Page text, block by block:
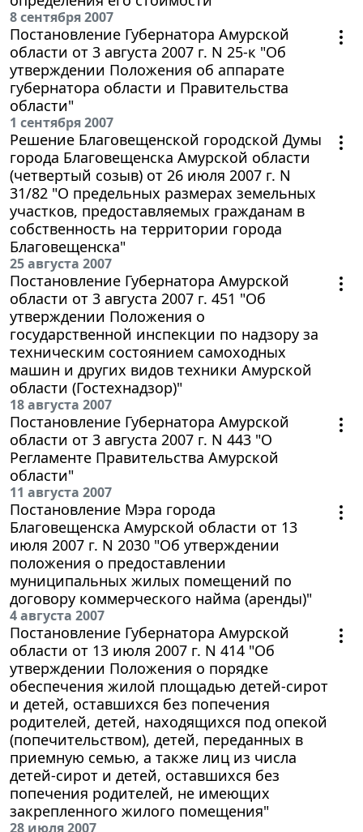
8 сентября 2007
Постановление Губернатора Амурской
области от 3 августа 2007 г. N 25-к "Об
утверждении Положения об аппарате
губернатора области и Правительства
области"
1 сентября 2007
Решение Благовещенской городской Думы
города Благовещенска Амурской области
(четвертый созыв) от 26 июля 2007 г. N
31/82 "О предельных размерах земельных
участков, предоставляемых гражданам в
собственность на территории города
Благовещенска"
25 августа 2007
Постановление Губернатора Амурской
области от 3 августа 2007 г. 451 "Об
утверждении Положения о
государственной инспекции по надзору за
техническим состоянием самоходных
машин и других видов техники Амурской
области (Гостехнадзор)"
18 августа 2007
Постановление Губернатора Амурской
области от 3 августа 2007 г. N 443 "О
Регламенте Правительства Амурской
области"
11 августа 2007
Постановление Мэра города
Благовещенска Амурской области от 13
июля 2007 г. N 2030 "Об утверждении
положения о предоставлении
муниципальных жилых помещений по
договору коммерческого найма (аренды)"
4 августа 2007
Постановление Губернатора Амурской
области от 13 июля 2007 г. N 414 "Об
утверждении Положения о порядке
обеспечения жилой площадью детей-сирот
и детей, оставшихся без попечения
родителей, детей, находящихся под опекой
(попечительством), детей, переданных в
приемную семью, а также лиц из числа
детей-сирот и детей, оставшихся без
попечения родителей, не имеющих
закрепленного жилого помещения"
28 июля 2007